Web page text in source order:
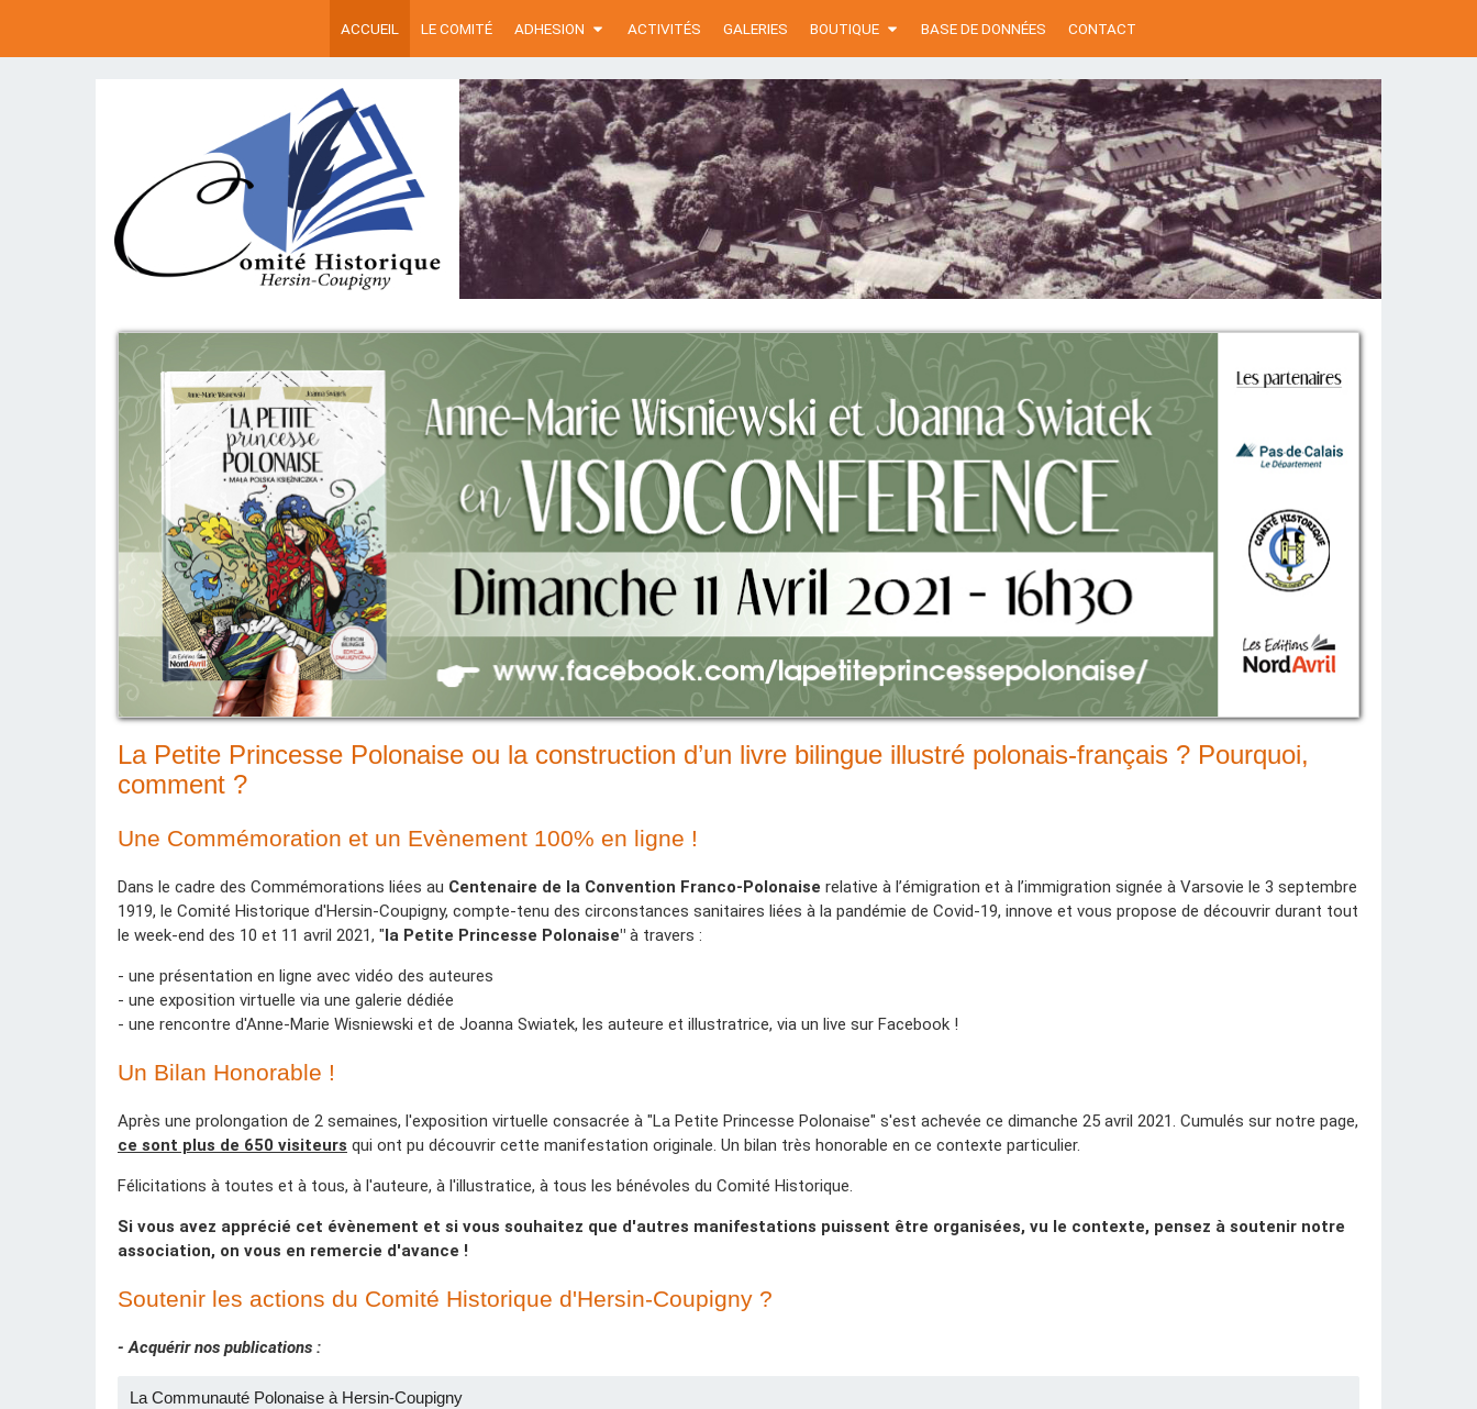
ACCUEIL LE COMITÉ ADHESION ACTIVITÉS GALERIES BOUTIQUE BASE DE DONNÉES CONTACT
La Petite Princesse Polonaise ou la construction d’un livre bilingue illustré polonais-français ? Pourquoi,
comment ?
Une Commémoration et un Evènement 100% en ligne !
Dans le cadre des Commémorations liées au Centenaire de la Convention Franco-Polonaise relative à l’émigration et à l’immigration signée à Varsovie le 3 septembre
1919, le Comité Historique d'Hersin-Coupigny, compte-tenu des circonstances sanitaires liées à la pandémie de Covid-19, innove et vous propose de découvrir durant tout
le week-end des 10 et 11 avril 2021, " la Petite Princesse Polonaise" à travers :
- une présentation en ligne avec vidéo des auteures
- une exposition virtuelle via une galerie dédiée
- une rencontre d'Anne-Marie Wisniewski et de Joanna Swiatek, les auteure et illustratrice, via un live sur Facebook !
Un Bilan Honorable !
Après une prolongation de 2 semaines, l'exposition virtuelle consacrée à "La Petite Princesse Polonaise" s'est achevée ce dimanche 25 avril 2021. Cumulés sur notre page,
ce sont plus de 650 visiteurs qui ont pu découvrir cette manifestation originale. Un bilan très honorable en ce contexte particulier.
Félicitations à toutes et à tous, à l'auteure, à l'illustratice, à tous les bénévoles du Comité Historique.
Si vous avez apprécié cet évènement et si vous souhaitez que d'autres manifestations puissent être organisées, vu le contexte, pensez à soutenir notre
association, on vous en remercie d'avance !
Soutenir les actions du Comité Historique d'Hersin-Coupigny ?
- Acquérir nos publications :
La Communauté Polonaise à Hersin-Coupigny